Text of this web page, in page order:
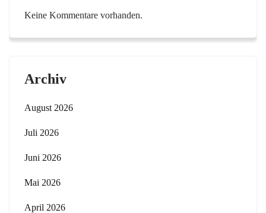
Keine Kommentare vorhanden.
Archiv
August 2026
Juli 2026
Juni 2026
Mai 2026
April 2026